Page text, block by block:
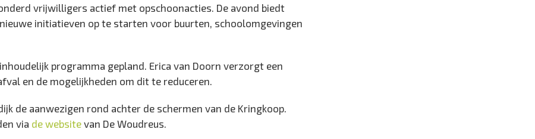
vrijwilligers actief met opschoonacties. De avond biedt
initiatieven op te starten voor buurten, schoolomgevingen
programma gepland. Erica van Doorn verzorgt een
en de mogelijkheden om dit te reduceren.
de aanwezigen rond achter de schermen van de Kringkoop.
via de website van De Woudreus.